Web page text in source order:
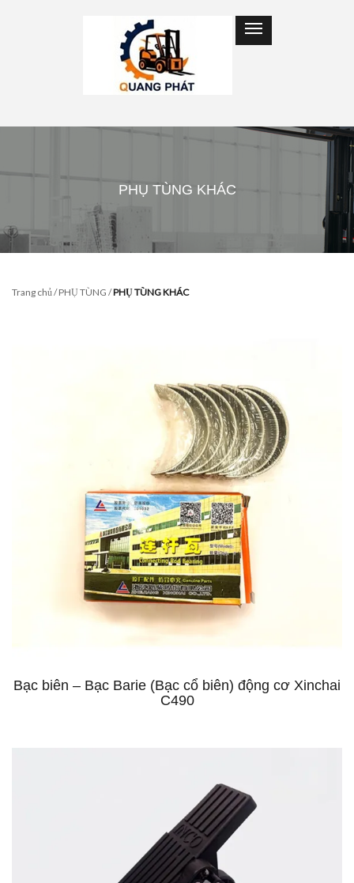
PHỤ TÙNG KHÁC
Trang chủ/PHỤ TÙNG /PHỤ TÙNG KHÁC
Bạc biên – Bạc Barie (Bạc cổ biên) động cơ Xinchai
C490